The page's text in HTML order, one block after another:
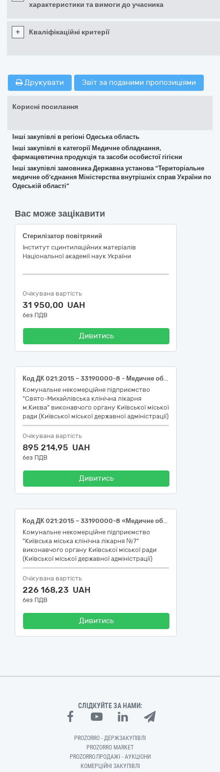
характеристики та вимоги до учасника
+ Кваліфікаційні критерії
Друкувати Звіт за поданими пропозиціями
Корисні посилання
Інші закупівлі в регіоні Одеська область
Інші закупівлі в категорії Медичне обладнання,
фармацевтична продукція та засоби особистої гігієни
Інші закупівлі замовника Державна установа “Територіальне
медичне об’єднання Міністерства внутрішніх справ України по
Одеській області”
Вас може зацікавити
Стерилізатор повітряний
Інститут сцинтиляційних матеріалів
Національної академії наук України
Очікувана вартість
31 950,00 UAH
без ПДВ
Дивитись
Код ДК 021:2015 – 33190000-8 - Медичне обладнання та вироби медичного призначення різні.
Комунальне некомерційне підприємство
"Свято-Михайлівська клінічна лікарня
м.Києва" виконавчого органу Київської міської
ради (Київської міської державної адміністрації)
Очікувана вартість
895 214,95 UAH
без ПДВ
Дивитись
Код ДК 021:2015 – 33190000-8 «Медичне обладнання та вироби медичного призначення різні»
Комунальне некомерційне підприємство
"Київська міська клінічна лікарня №7"
виконавчого органу Київської міської ради
(Київської міської державної адміністрації)
Очікувана вартість
226 168,23 UAH
без ПДВ
Дивитись
СЛІДКУЙТЕ ЗА НАМИ:
PROZORRO - ДЕРЖЗАКУПІВЛІ
PROZORRO MARKET
PROZORRO.ПРОДАЖІ - АУКЦІОНИ
КОМЕРЦІЙНІ ЗАКУПІВЛІ